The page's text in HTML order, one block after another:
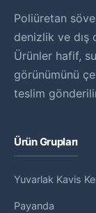
Poliüretan
denizlik ve
Ürünler hafif,
görünümünü
teslim
Ürün Grupları
Yuvarlak Kavis
Payanda